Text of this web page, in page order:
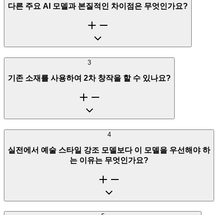
다른 주요 AI 모델과 본질적인 차이점은 무엇인가요?
3
기존 소재를 사용하여 2차 창작을 할 수 있나요?
4
실전에서 예술 스타일 강조 모델보다 이 모델을 우선해야 하
는 이유는 무엇인가요?